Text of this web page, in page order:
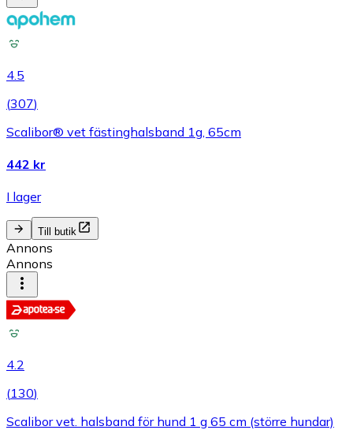
4.5
(307)
Scalibor® vet fästinghalsband 1g, 65cm
442 kr
I lager
Till butik
Annons
Annons
4.2
(130)
Scalibor vet. halsband för hund 1 g 65 cm (större hundar)